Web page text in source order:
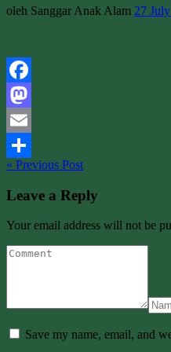
oleh Sanggar Anak Alam 27
Facebook
Mastodon
Email
Share
« Previous Post
Leave a Reply
Your email address will not be
Save my name, email, and